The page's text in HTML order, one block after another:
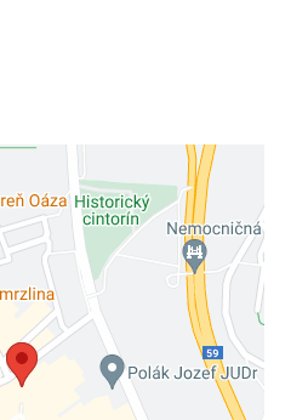
blokovaný Voľbami
externý obsah?
tentokrát